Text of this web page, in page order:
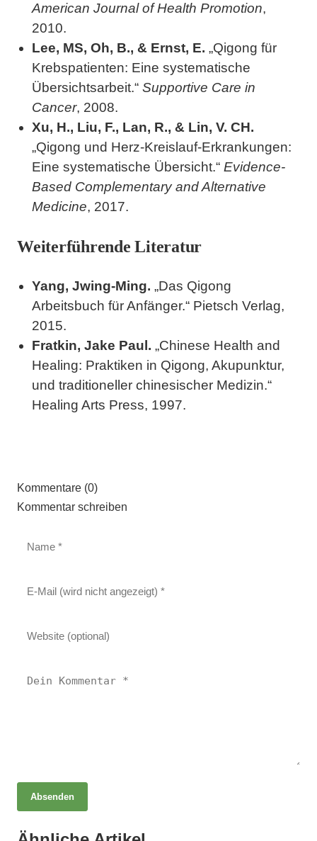
American Journal of Health Promotion,
2010.
Lee, MS, Oh, B., & Ernst, E. „Qigong für
Krebspatienten: Eine systematische
Übersichtsarbeit.“ Supportive Care in
Cancer, 2008.
Xu, H., Liu, F., Lan, R., & Lin, V. CH.
„Qigong und Herz-Kreislauf-Erkrankungen:
Eine systematische Übersicht.“ Evidence-
Based Complementary and Alternative
Medicine, 2017.
Weiterführende Literatur
Yang, Jwing-Ming. „Das Qigong
Arbeitsbuch für Anfänger.“ Pietsch Verlag,
2015.
Fratkin, Jake Paul. „Chinese Health and
Healing: Praktiken in Qigong, Akupunktur,
und traditioneller chinesischer Medizin.“
Healing Arts Press, 1997.
Kommentare (0)
Kommentar schreiben
Absenden
06. Mai 2025
Heilen mit Licht Luft und Kräutern –